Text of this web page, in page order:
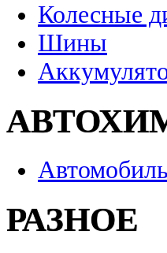
Колесные
Шины
РАЗНОЕ